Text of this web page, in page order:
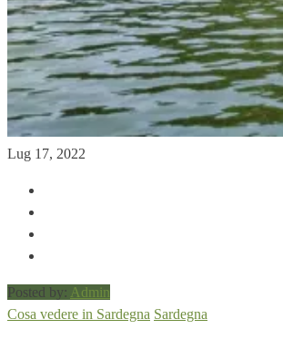
Lug 17, 2022
Posted by: Admin
Cosa vedere in Sardegna Sardegna